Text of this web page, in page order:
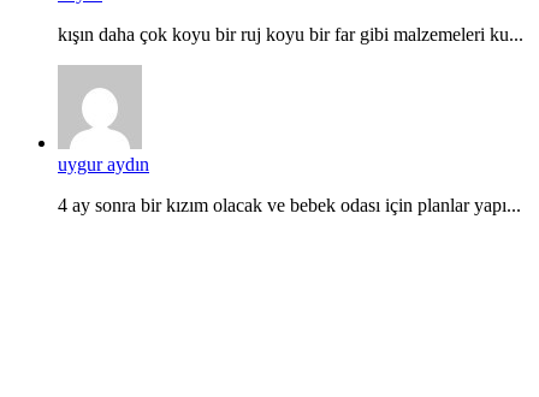
kışın daha çok koyu bir ruj koyu bir far gibi malzemeleri ku...
uygur aydın
4 ay sonra bir kızım olacak ve bebek odası için planlar yapı...